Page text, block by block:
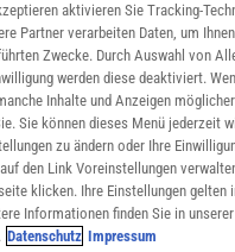
aktivieren Sie Tracking-
Partner verarbeiten Daten, um
Zwecke. Durch Auswahl von
werden diese deaktiviert.
Inhalte und Anzeigen
Sie können dieses Menü jederzeit
zu ändern oder Ihre
den Link Voreinstellungen
klicken. Ihre Einstellungen gelten
Informationen finden Sie in unserer
Datenschutz Impressum